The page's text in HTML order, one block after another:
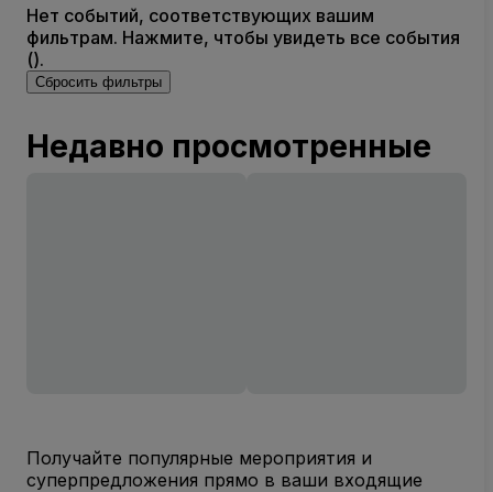
Нет событий, соответствующих вашим
фильтрам. Нажмите, чтобы увидеть все события
().
Сбросить фильтры
Недавно просмотренные
Получайте популярные мероприятия и
суперпредложения прямо в ваши входящие